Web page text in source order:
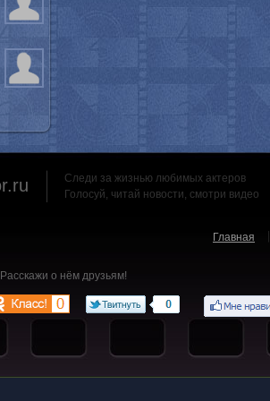
Следи за жизнью любимых актеров
Голосуй, читай новости, смотри видео
Главная
о нём друзьям!